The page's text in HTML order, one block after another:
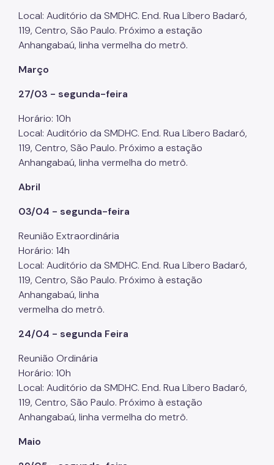
Prêmios
Parcerias
Fundos Vinculados
Fundo de Abastecimento Alimentar de São Paulo -
Fundo Municipal de Combate à Fome - FUMCAF
Fundo Municipal do Idoso - FMID
Adolescente - FUMCAD
Imprensa
Assessoria de Imprensa
Notícias
Painel da Rede de Direitos Humanos
Sobre Direitos Humanos
Legislação
Links Úteis
Proteção de Dados Pessoais e Privacidade
Local: Auditório da SMDHC. End. Rua Líbero Badaró,
119, Centro, São Paulo. Próximo a estação
Anhangabaú, linha vermelha do metrô.
Março
27/03 - segunda-feira
Horário: 10h
Local: Auditório da SMDHC. End. Rua Líbero Badaró,
119, Centro, São Paulo. Próximo a estação
Anhangabaú, linha vermelha do metrô.
Abril
03/04 - segunda-feira
Reunião Extraordinária
Horário: 14h
Local: Auditório da SMDHC. End. Rua Líbero Badaró,
119, Centro, São Paulo. Próximo à estação
Anhangabaú, linha
vermelha do metrô.
24/04 - segunda Feira
Reunião Ordinária
Horário: 10h
Local: Auditório da SMDHC. End. Rua Líbero Badaró,
119, Centro, São Paulo. Próximo à estação
Anhangabaú, linha vermelha do metrô.
Maio